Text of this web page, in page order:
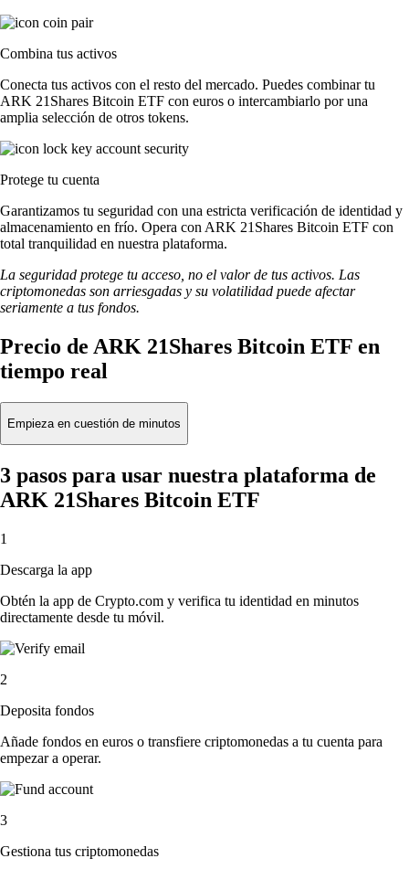
Combina tus activos
Conecta tus activos con el resto del mercado. Puedes combinar tu
ARK 21Shares Bitcoin ETF con euros o intercambiarlo por una
amplia selección de otros tokens.
Protege tu cuenta
Garantizamos tu seguridad con una estricta verificación de identidad y
almacenamiento en frío. Opera con ARK 21Shares Bitcoin ETF con
total tranquilidad en nuestra plataforma.
La seguridad protege tu acceso, no el valor de tus activos. Las
criptomonedas son arriesgadas y su volatilidad puede afectar
seriamente a tus fondos.
Precio de ARK 21Shares Bitcoin ETF en
tiempo real
Empieza en cuestión de minutos
3 pasos para usar nuestra plataforma de
ARK 21Shares Bitcoin ETF
1
Descarga la app
Obtén la app de Crypto.com y verifica tu identidad en minutos
directamente desde tu móvil.
2
Deposita fondos
Añade fondos en euros o transfiere criptomonedas a tu cuenta para
empezar a operar.
3
Gestiona tus criptomonedas